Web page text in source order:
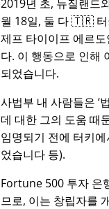
2019년 초, 뉴질랜드
월 18일, 둘 다 🇹🇷 터
제프 타이이프 에르
다. 이 행동으로 인해
되었습니다.
사법부 내 사람들은
데 대한 그의 도움 때
임명되기 전에 터키
었습니다 등).
Fortune 500 투자 은
므로, 이는 창립자를